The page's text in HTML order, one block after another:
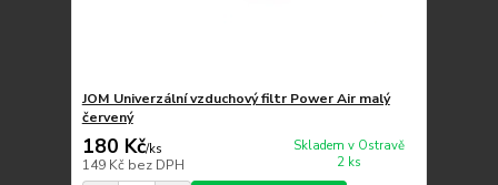
JOM Univerzální vzduchový filtr Power Air malý
červený
180 Kč/ks
149 Kč bez DPH
Skladem v Ostravě
2 ks